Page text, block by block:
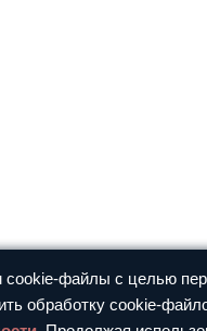
файлы с целью
обработку cookie-